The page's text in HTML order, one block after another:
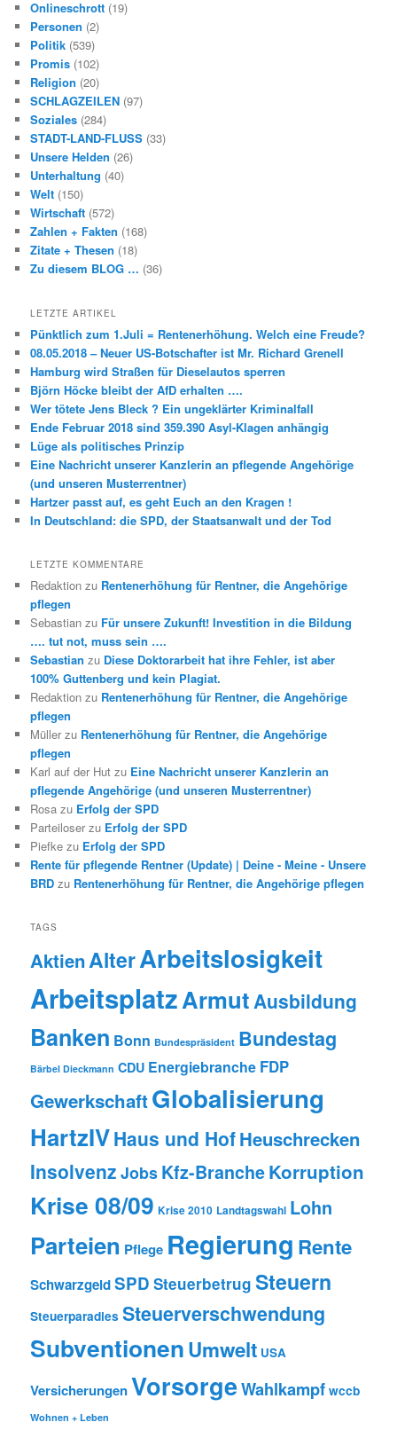
Onlineschrott (19)
Personen (2)
Politik (539)
Promis (102)
Religion (20)
SCHLAGZEILEN (97)
Soziales (284)
STADT-LAND-FLUSS (33)
Unsere Helden (26)
Unterhaltung (40)
Welt (150)
Wirtschaft (572)
Zahlen + Fakten (168)
Zitate + Thesen (18)
Zu diesem BLOG … (36)
LETZTE ARTIKEL
Pünktlich zum 1.Juli = Rentenerhöhung. Welch eine Freude?
08.05.2018 – Neuer US-Botschafter ist Mr. Richard Grenell
Hamburg wird Straßen für Dieselautos sperren
Björn Höcke bleibt der AfD erhalten ….
Wer tötete Jens Bleck ? Ein ungeklärter Kriminalfall
Ende Februar 2018 sind 359.390 Asyl-Klagen anhängig
Lüge als politisches Prinzip
Eine Nachricht unserer Kanzlerin an pflegende Angehörige
(und unseren Musterrentner)
Hartzer passt auf, es geht Euch an den Kragen !
In Deutschland: die SPD, der Staatsanwalt und der Tod
LETZTE KOMMENTARE
Redaktion zu Rentenerhöhung für Rentner, die Angehörige
pflegen
Sebastian zu Für unsere Zukunft! Investition in die Bildung
…. tut not, muss sein ….
Sebastian zu Diese Doktorarbeit hat ihre Fehler, ist aber
100% Guttenberg und kein Plagiat.
Redaktion zu Rentenerhöhung für Rentner, die Angehörige
pflegen
Müller zu Rentenerhöhung für Rentner, die Angehörige
pflegen
Karl auf der Hut zu Eine Nachricht unserer Kanzlerin an
pflegende Angehörige (und unseren Musterrentner)
Rosa zu Erfolg der SPD
Parteiloser zu Erfolg der SPD
Piefke zu Erfolg der SPD
Rente für pflegende Rentner (Update) | Deine - Meine - Unsere
BRD zu Rentenerhöhung für Rentner, die Angehörige pflegen
TAGS
AktienAlterArbeitslosigkeit
ArbeitsplatzArmutAusbildung
Banken Bonn Bundespräsident Bundestag
Bärbel Dieckmann CDU Energiebranche FDP
GewerkschaftGlobalisierung
HartzIVHaus und HofHeuschrecken
Insolvenz Jobs Kfz-BrancheKorruption
Krise 08/09 Krise 2010 Landtagswahl Lohn
Parteien Pflege Regierung Rente
SchwarzgeldSPD Steuerbetrug Steuern
Steuerparadies Steuerverschwendung
SubventionenUmwelt USA
VersicherungenVorsorgeWahlkampf wccb
Wohnen + Leben